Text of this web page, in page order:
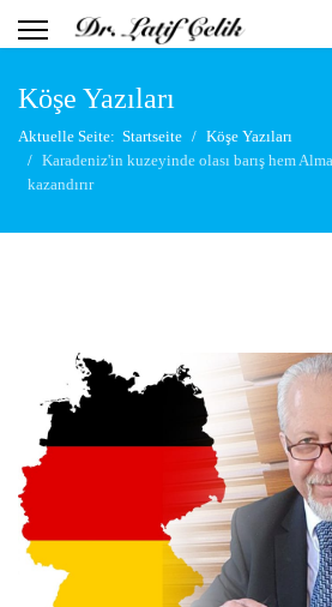
Köşe Yazıları
Aktuelle Seite: Startseite
Köşe Yazıları
Karadeniz'in kuzeyinde olası barış hem
kazandırır